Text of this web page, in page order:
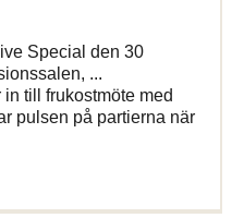
Special den 30
...
till frukostmöte med
pulsen på partierna när